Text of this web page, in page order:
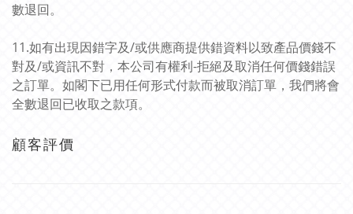
數退回。
11.如有出現因錯字及/或供應商提供錯資料以致產品價錢不
對及/或資訊不對，本公司有權利-拒絕及取消任何價錢錯誤
之訂單。如閣下已用任何形式付款而被取消訂單，我們將會
全數退回已收取之款項。
顧客評價